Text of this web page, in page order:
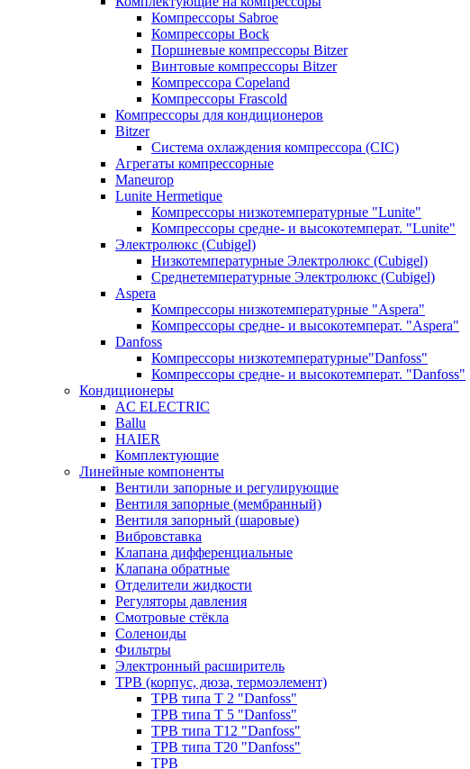
Компрессоры Sabroe
Компрессоры Bock
Поршневые компрессоры Bitzer
Винтовые компрессоры Bitzer
Компрессора Copeland
Компрессоры Frascold
Компрессоры для кондиционеров
Bitzer
Система охлаждения компрессора (CIC)
Агрегаты компрессорные
Maneurop
Lunite Hermetique
Компрессоры низкотемпературные "Lunite"
Компрессоры средне- и высокотемперат. "Lunite"
Электролюкс (Cubigel)
Низкотемпературные Электролюкс (Cubigel)
Среднетемпературные Электролюкс (Cubigel)
Aspera
Компрессоры низкотемпературные "Aspera"
Компрессоры средне- и высокотемперат. "Aspera"
Danfoss
Компрессоры низкотемпературные"Danfoss"
Компрессоры средне- и высокотемперат. "Danfoss"
Кондиционеры
AC ELECTRIC
Ballu
HAIER
Комплектующие
Линейные компоненты
Вентили запорные и регулирующие
Вентиля запорные (мембранный)
Вентиля запорный (шаровые)
Вибровставка
Клапана дифференциальные
Клапана обратные
Отделители жидкости
Регуляторы давления
Смотровые стёкла
Соленоиды
Фильтры
Электронный расширитель
ТРВ (корпус, дюза, термоэлемент)
ТРВ типа Т 2 "Danfoss"
ТРВ типа Т 5 "Danfoss"
ТРВ типа Т12 "Danfoss"
ТРВ типа Т20 "Danfoss"
ТРВ